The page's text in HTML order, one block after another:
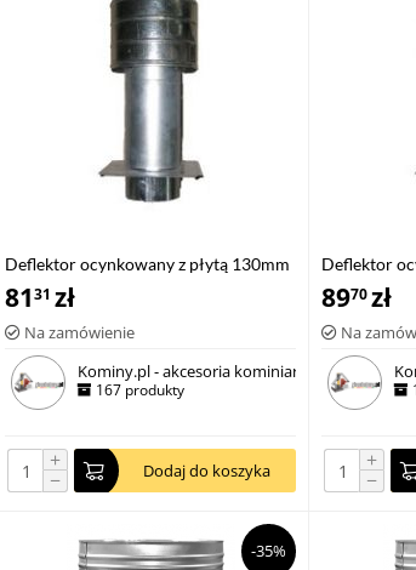
Deflektor ocynkowany z płytą 130mm
8131 zł
Na zamówienie
Kominy.pl - akcesoria kominiarskie
167 produkty
+
− Dodaj do koszyka
Deflektor
8970zł
Na
+
−
-35%